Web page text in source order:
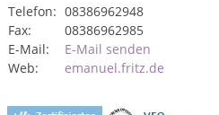
Telefon: 08386962948
Fax:
08386962985
E-Mail:
E-Mail senden
Web:
emanuel.fritz.de